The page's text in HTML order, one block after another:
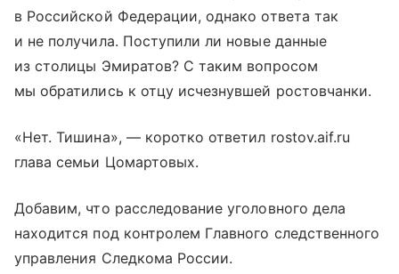
в Российской Федерации, однако ответа так
и не получила. Поступили ли новые данные
из столицы Эмиратов? С таким вопросом
мы обратились к отцу исчезнувшей ростовчанки.
«Нет. Тишина», — коротко ответил rostov.aif.ru
глава семьи Цомартовых.
Добавим, что расследование уголовного дела
находится под контролем Главного следственного
управления Следкома России.